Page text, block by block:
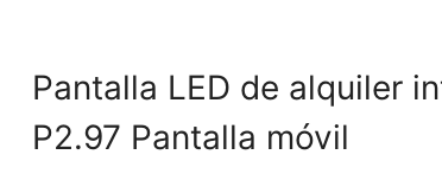
Pantalla LED de alquiler
P2.97 Pantalla móvil